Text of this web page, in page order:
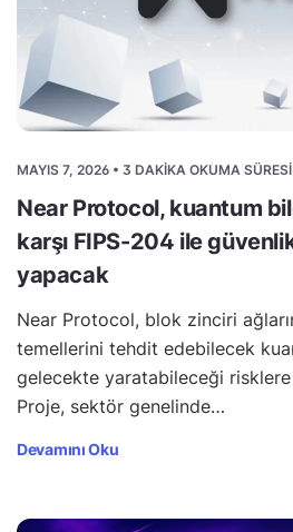
MAYIS 7, 2026 • 3 DAKIKA OKUMA SÜRESI
Near Protocol, kuantum
karşı FIPS-204 ile
yapacak
Near Protocol, blok zinciri
temellerini tehdit edebilecek
gelecekte yaratabileceği risklere
Proje, sektör genelinde…
Devamını Oku